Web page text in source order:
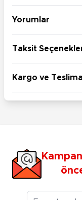
Yorumlar
Taksit
Kargo ve